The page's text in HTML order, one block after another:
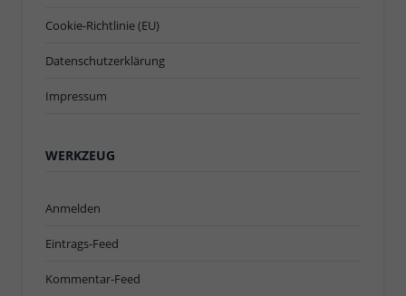
Cookie-Richtlinie (EU)
Datenschutzerklärung
Impressum
WERKZEUG
Anmelden
Eintrags-Feed
Kommentar-Feed